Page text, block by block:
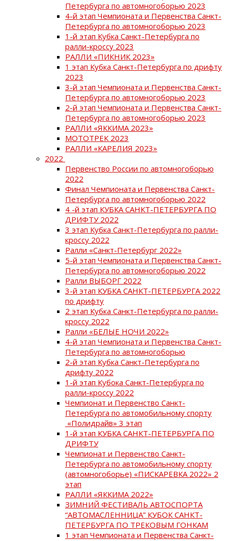
Петербурга по автомногоборью 2023
4-й этап Чемпионата и Первенства Санкт-
Петербурга по автомногоборью 2023
1-й этап Кубка Санкт-Петербурга по
ралли-кроссу 2023
РАЛЛИ «ПИКНИК 2023»
1 этап Кубка Санкт-Петербурга по дрифту
2023
3-й этап Чемпионата и Первенства Санкт-
Петербурга по автомногоборью 2023
2-й этап Чемпионата и Первенства Санкт-
Петербурга по автомногоборью 2023
РАЛЛИ «ЯККИМА 2023»
МОТОТРЕК 2023
РАЛЛИ «КАРЕЛИЯ 2023»
2022
Первенство России по автомногоборью
2022
Финал Чемпионата и Первенства Санкт-
Петербурга по автомногоборью 2022
4 -й этап КУБКА САНКТ-ПЕТЕРБУРГА ПО
ДРИФТУ 2022
3 этап Кубка Санкт-Петербурга по ралли-
кроссу 2022
Ралли «Санкт-Петербург 2022»
5-й этап Чемпионата и Первенства Санкт-
Петербурга по автомногоборью 2022
Ралли ВЫБОРГ 2022
3-й этап КУБКА САНКТ-ПЕТЕРБУРГА 2022
по дрифту
2 этап Кубка Санкт-Петербурга по ралли-
кроссу 2022
Ралли «БЕЛЫЕ НОЧИ 2022»
4-й этап Чемпионата и Первенства Санкт-
Петербурга по автомногоборью
2-й этап Кубка Санкт-Петербурга по
дрифту 2022
1-й этап Кубока Санкт-Петербурга по
ралли-кроссу 2022
Чемпионат и Первенство Санкт-
Петербурга по автомобильному спорту
«Полидрайв» 3 этап
1-й этап КУБКА САНКТ-ПЕТЕРБУРГА ПО
ДРИФТУ
Чемпионат и Первенство Санкт-
Петербурга по автомобильному спорту
(автомногоборье) «ПИСКАРЕВКА 2022» 2
этап
РАЛЛИ «ЯККИМА 2022»
ЗИМНИЙ ФЕСТИВАЛЬ АВТОСПОРТА
“АВТОМАСЛЕННИЦА” КУБОК САНКТ-
ПЕТЕРБУРГА ПО ТРЕКОВЫМ ГОНКАМ
1 этап Чемпионата и Первенства Санкт-